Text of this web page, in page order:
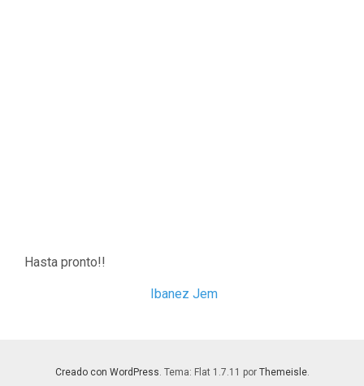
Hasta pronto!!
Ibanez Jem
Creado con WordPress. Tema: Flat 1.7.11 por Themeisle.